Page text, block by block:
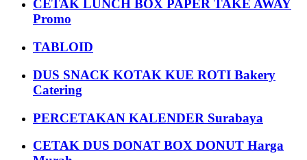
CETAK LUNCH BOX PAPER TAKE AWAY
Promo
TABLOID
DUS SNACK KOTAK KUE ROTI Bakery
Catering
PERCETAKAN KALENDER Surabaya
CETAK DUS DONAT BOX DONUT Harga